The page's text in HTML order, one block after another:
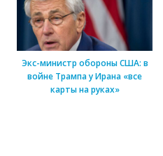
Экс-министр обороны США: в
войне Трампа у Ирана «все
карты на руках»